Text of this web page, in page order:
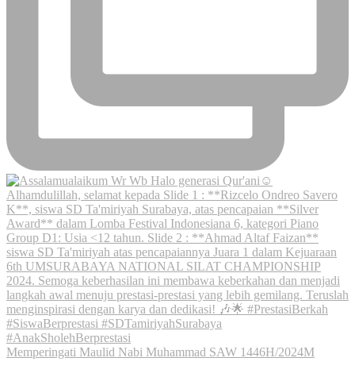
Memperingati Maulid Nabi Muhammad SAW 1446H/2024M